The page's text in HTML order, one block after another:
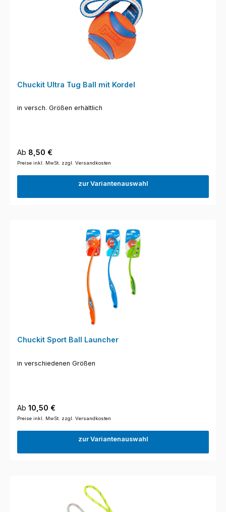
Chuckit Ultra Tug Ball mit Kordel
in versch. Größen erhältlich
Regulärer Preis:
Ab 8,50 €
Preise inkl. MwSt. zzgl. Versandkosten
zur Variantenauswahl
Chuckit Sport Ball Launcher
in verschiedenen Größen
Regulärer Preis:
Ab 10,50 €
Preise inkl. MwSt. zzgl. Versandkosten
zur Variantenauswahl